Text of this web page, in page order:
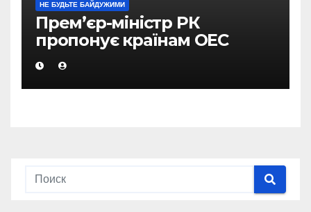
НЕ БУДЬТЕ БАЙДУЖИМИ
Прем’єр-міністр РК
пропонує країнам ОЕС
використовувати новий
підхід в здійсненні
багатобічних угод